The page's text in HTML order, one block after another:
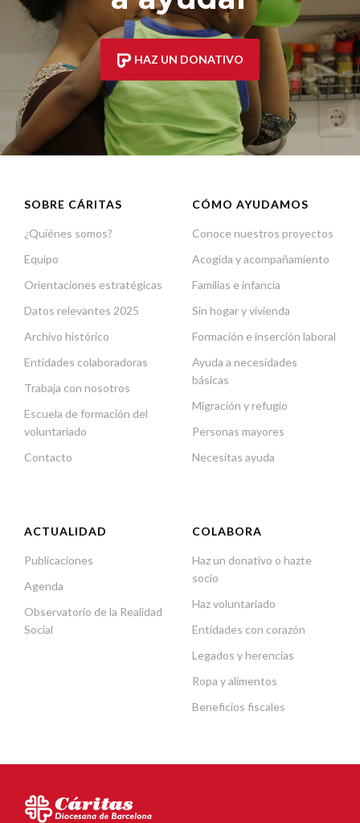
HAZ UN DONATIVO
SOBRE CÁRITAS
¿Quiénes somos?
Equipo
Orientaciones estratégicas
Datos relevantes 2025
Archivo histórico
Entidades colaboradoras
Trabaja con nosotros
Escuela de formación del
voluntariado
Contacto
CÓMO AYUDAMOS
Conoce nuestros proyectos
Acogida y acompañamiento
Familias e infancia
Sin hogar y vivienda
Formación e inserción laboral
Ayuda a necesidades
básicas
Migración y refugio
Personas mayores
Necesitas ayuda
ACTUALIDAD
Publicaciones
Agenda
Observatorio de la Realidad
Social
COLABORA
Haz un donativo o hazte
socio
Haz voluntariado
Entidades con corazón
Legados y herencias
Ropa y alimentos
Beneficios fiscales